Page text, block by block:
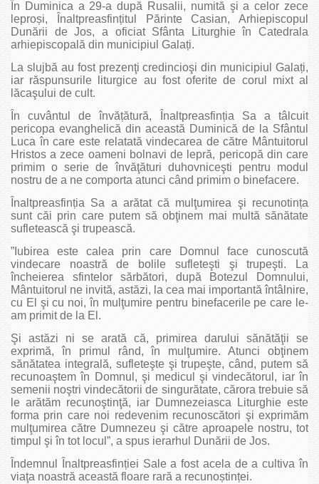
În Duminica a 29-a după Rusalii, numită şi a celor zece
leproși, Înaltpreasfințitul Părinte Casian, Arhiepiscopul
Dunării de Jos, a oficiat Sfânta Liturghie în Catedrala
arhiepiscopală din municipiul Galați.
La slujbă au fost prezenţi credincioşi din municipiul Galați,
iar răspunsurile liturgice au fost oferite de corul mixt al
lăcaşului de cult.
În cuvântul de învățătură, Înaltpreasfinția Sa a tâlcuit
pericopa evanghelică din această Duminică de la Sfântul
Luca în care este relatată vindecarea de către Mântuitorul
Hristos a zece oameni bolnavi de lepră, pericopă din care
primim o serie de învăţături duhovniceşti pentru modul
nostru de a ne comporta atunci când primim o binefacere.
Înaltpreasfinția Sa a arătat că mulţumirea şi recunotința
sunt căi prin care putem să obţinem mai multă sănătate
sufletească şi trupească.
”Iubirea este calea prin care Domnul face cunoscută
vindecare noastră de bolile sufleteşti şi trupeşti. La
încheierea sfintelor sărbători, după Botezul Domnului,
Mântuitorul ne invită, astăzi, la cea mai importantă întâlnire,
cu El şi cu noi, în mulţumire pentru binefacerile pe care le-
am primit de la El.
Şi astăzi ni se arată că, primirea darului sănătăţii se
exprimă, în primul rând, în mulţumire. Atunci obţinem
sănătatea integrală, sufleteşte şi trupeşte, când, putem să
recunoaştem în Domnul, şi medicul şi vindecătorul, iar în
semenii noştri vindecătorii de singurătate, cărora trebuie să
le arătăm recunoştinţă, iar Dumnezeiasca Liturghie este
forma prin care noi redevenim recunoscători şi exprimăm
mulţumirea către Dumnezeu şi către aproapele nostru, tot
timpul şi în tot locul”, a spus ierarhul Dunării de Jos.
Îndemnul Înaltpreasfinției Sale a fost acela de a cultiva în
viaţa noastră această floare rară a recunoștinței.